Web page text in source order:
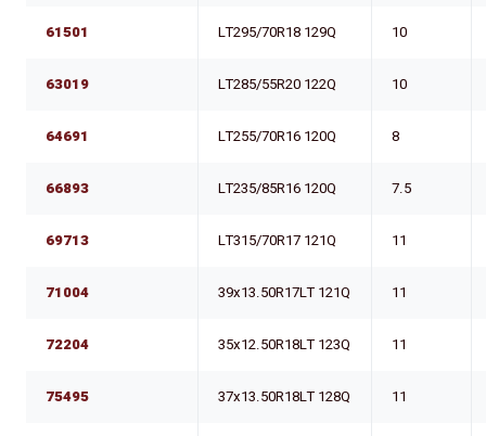
61501 LT295/70R18 129Q 10
63019 LT285/55R20 122Q 10
64691 LT255/70R16 120Q 8
66893 LT235/85R16 120Q 7.5
69713 LT315/70R17 121Q 11
71004 39x13.50R17LT 121Q 11
72204 35x12.50R18LT 123Q 11
75495 37x13.50R18LT 128Q 11